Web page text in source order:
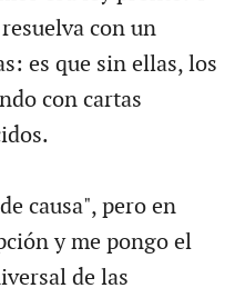
con un
es que sin ellas, los
con cartas
causa", pero en
y me pongo el
de las